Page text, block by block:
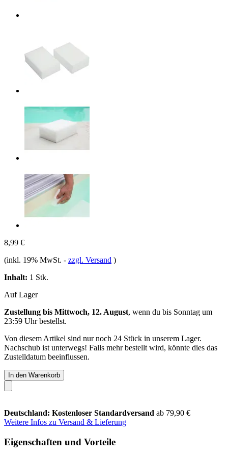
8,99 €
(inkl. 19% MwSt. - zzgl. Versand )
Inhalt: 1 Stk.
Auf Lager
Zustellung bis Mittwoch, 12. August, wenn du bis Sonntag um
23:59 Uhrbestellst.
Von diesem Artikel sind nur noch 24 Stück in unserem Lager.
Nachschub ist unterwegs! Falls mehr bestellt wird, könnte dies das
Zustelldatum beeinflussen.
In den Warenkorb
Deutschland: Kostenloser Standardversand ab 79,90 €
Weitere Infos zu Versand & Lieferung
Eigenschaften und Vorteile